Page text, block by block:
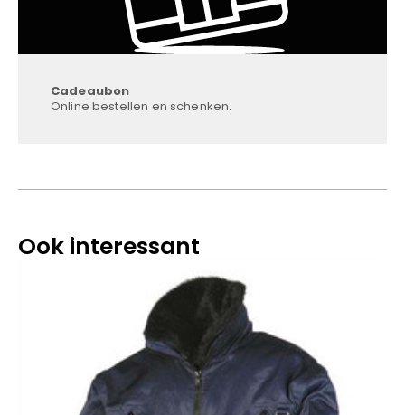
Cadeaubon
Online bestellen en schenken.
Ook interessant